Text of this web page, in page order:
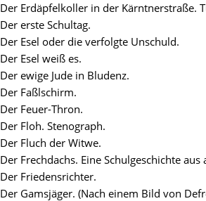
Der Erdäpfelkoller in der Kärntnerstraße.
Der erste Schultag.
Der Esel oder die verfolgte Unschuld.
Der Esel weiß es.
Der ewige Jude in Bludenz.
Der Faßlschirm.
Der Feuer-Thron.
Der Floh. Stenograph.
Der Fluch der Witwe.
Der Frechdachs. Eine Schulgeschichte aus
Der Friedensrichter.
Der Gamsjäger. (Nach einem Bild von